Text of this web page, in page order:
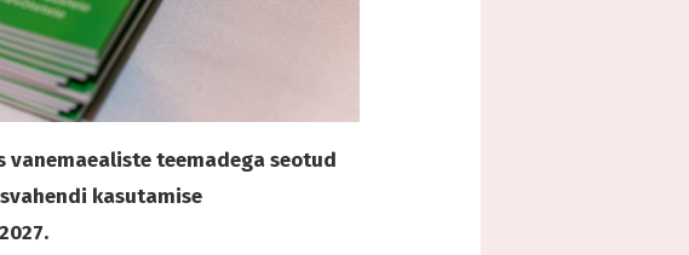
vanemaealiste teemadega seotud
kasutamise